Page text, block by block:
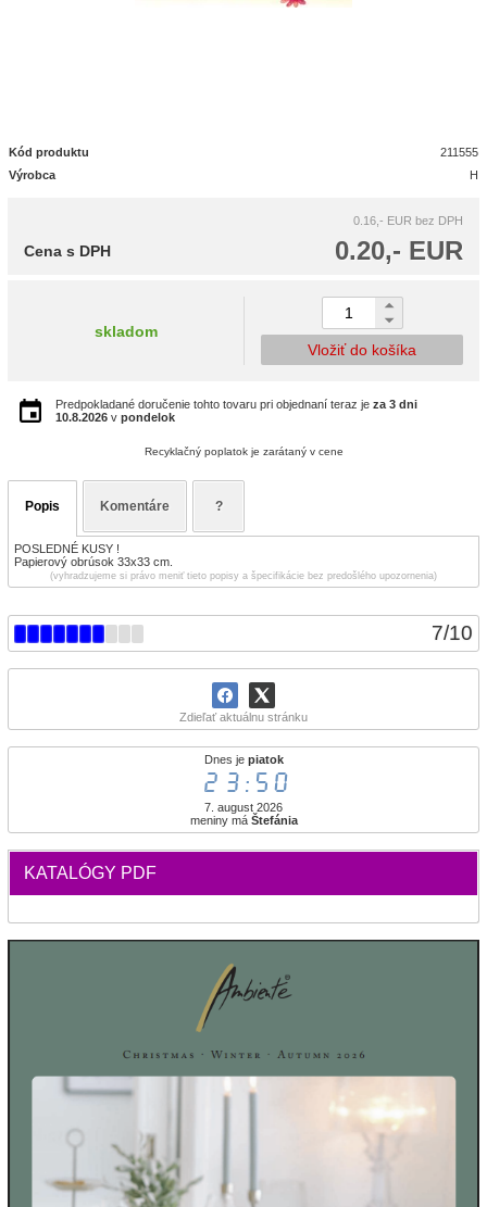
7/10
Zdieľať aktuálnu stránku
Dnes je piatok
23:50
7. august 2026
meniny má Štefánia
KATALÓGY PDF
Kód produktu
211555
Výrobca
H
0.16,- EUR bez DPH
0.20,- EUR
Cena s DPH
skladom
Vložiť do košíka
Predpokladané doručenie tohto tovaru pri objednaní teraz je za 3 dni
10.8.2026 v pondelok
Recyklačný poplatok je zarátaný v cene
Popis Komentáre ?
POSLEDNÉ KUSY !
Papierový obrúsok 33x33 cm.
(vyhradzujeme si právo meniť tieto popisy a špecifikácie bez predošlého upozornenia)